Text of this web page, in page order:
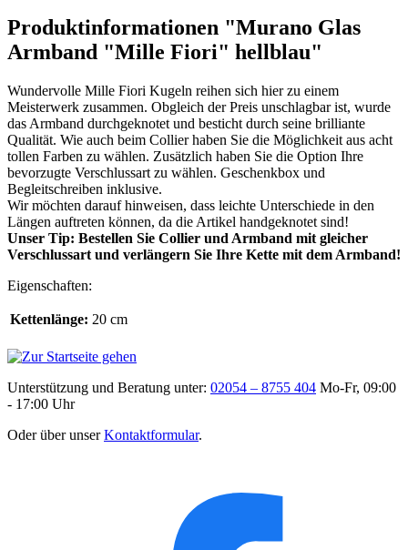
Produktinformationen "Murano Glas
Armband "Mille Fiori" hellblau"
Wundervolle Mille Fiori Kugeln reihen sich hier zu einem
Meisterwerk zusammen. Obgleich der Preis unschlagbar ist, wurde
das Armband durchgeknotet und besticht durch seine brilliante
Qualität. Wie auch beim Collier haben Sie die Möglichkeit aus acht
tollen Farben zu wählen. Zusätzlich haben Sie die Option Ihre
bevorzugte Verschlussart zu wählen. Geschenkbox und
Begleitschreiben inklusive.
Wir möchten darauf hinweisen, dass leichte Unterschiede in den
Längen auftreten können, da die Artikel handgeknotet sind!
Unser Tip: Bestellen Sie Collier und Armband mit gleicher
Verschlussart und verlängern Sie Ihre Kette mit dem Armband!
Eigenschaften:
Kettenlänge: 20 cm
Unterstützung und Beratung unter: 02054 – 8755 404 Mo-Fr, 09:00
- 17:00 Uhr
Oder über unserKontaktformular.